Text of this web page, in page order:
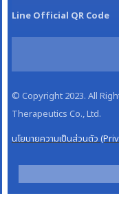
Line Official QR Code
© Copyright 2023. All
Therapeutics Co., Ltd.
นโยบายความเป็นส่วนตัว